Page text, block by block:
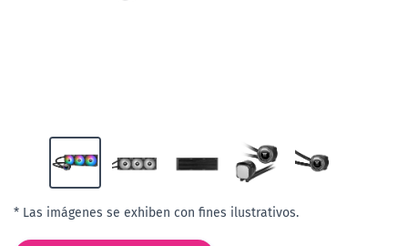
* Las imágenes se exhiben con fines ilustrativos.